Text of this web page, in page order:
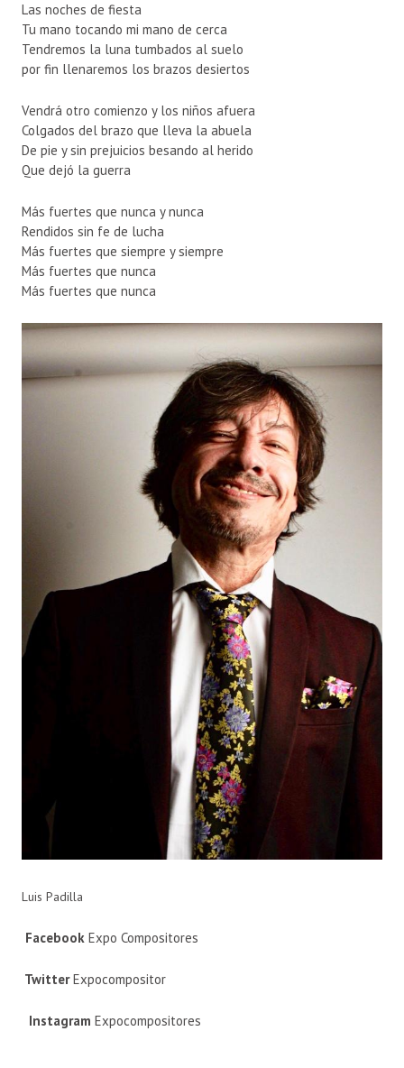
Las noches de fiesta
Tu mano tocando mi mano de cerca
Tendremos la luna tumbados al suelo
por fin llenaremos los brazos desiertos
Vendrá otro comienzo y los niños afuera
Colgados del brazo que lleva la abuela
De pie y sin prejuicios besando al herido
Que dejó la guerra
Más fuertes que nunca y nunca
Rendidos sin fe de lucha
Más fuertes que siempre y siempre
Más fuertes que nunca
Más fuertes que nunca
Luis Padilla
Facebook Expo Compositores
TwitterExpocompositor
Instagram Expocompositores